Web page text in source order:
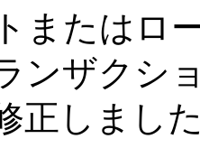
またはロ
ンザクシ
正しまし